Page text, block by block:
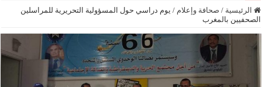
الرئيسية / صحافة وإعلام / يوم دراسي حول المسؤولية التحريرية للمراسلين
الصحفيين بالمغرب